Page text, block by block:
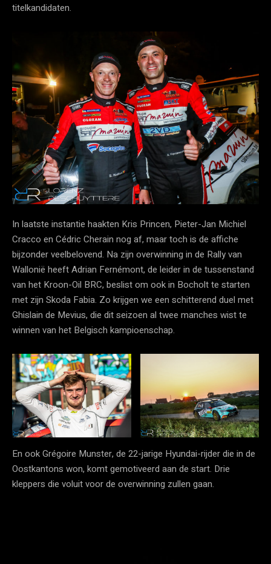
titelkandidaten.
In laatste instantie haakten Kris Princen, Pieter-Jan Michiel
Cracco en Cédric Cherain nog af, maar toch is de affiche
bijzonder veelbelovend. Na zijn overwinning in de Rally van
Wallonië heeft Adrian Fernémont, de leider in de tussenstand
van het Kroon-Oil BRC, beslist om ook in Bocholt te starten
met zijn Skoda Fabia. Zo krijgen we een schitterend duel met
Ghislain de Mevius, die dit seizoen al twee manches wist te
winnen van het Belgisch kampioenschap.
En ook Grégoire Munster, de 22-jarige Hyundai-rijder die in de
Oostkantons won, komt gemotiveerd aan de start. Drie
kleppers die voluit voor de overwinning zullen gaan.